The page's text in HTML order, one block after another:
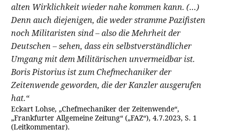
alten Wirklichkeit wieder nahe kommen kann. (…)
Denn auch diejenigen, die weder stramme Pazifisten
noch Militaristen sind – also die Mehrheit der
Deutschen – sehen, dass ein selbstverständlicher
Umgang mit dem Militärischen unvermeidbar ist.
Boris Pistorius ist zum Chefmechaniker der
Zeitenwende geworden, die der Kanzler ausgerufen
hat.“
Eckart Lohse, „Chefmechaniker der Zeitenwende“,
„Frankfurter Allgemeine Zeitung“ („FAZ“), 4.7.2023, S. 1
(Leitkommentar).